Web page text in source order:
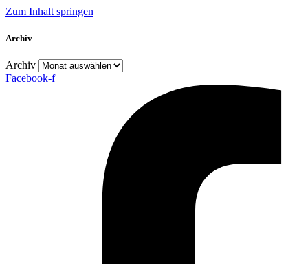
Zum Inhalt springen
Archiv
Archiv
Facebook-f